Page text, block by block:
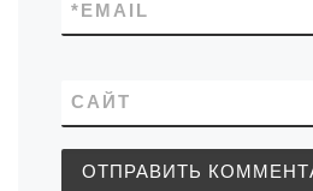
EMAIL
*
САЙТ